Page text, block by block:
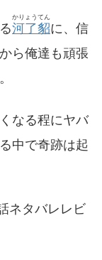
河了貂
かりょうてん
に、信
ら俺達も頑張
なる程にヤバ
中で奇跡は起
ネタバレレビ